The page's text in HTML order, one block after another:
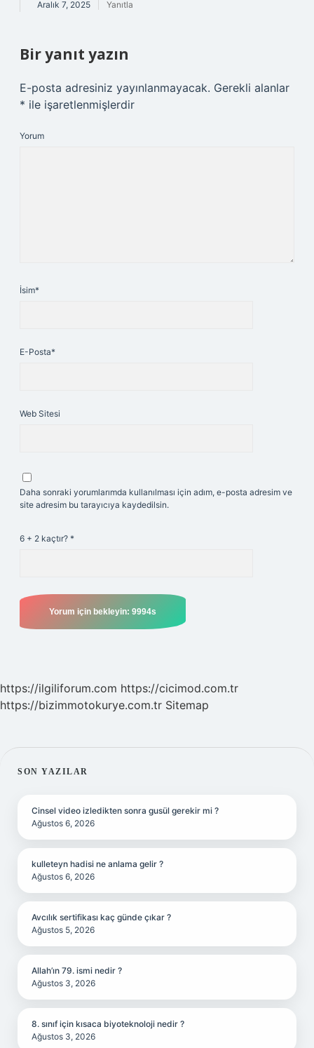
Aralık 7, 2025 Yanıtla
Bir yanıt yazın
E-posta adresiniz yayınlanmayacak. Gerekli alanlar
* ile işaretlenmişlerdir
Yorum
İsim*
E-Posta*
Web Sitesi
Daha sonraki yorumlarımda kullanılması için adım, e-posta adresim ve
site adresim bu tarayıcıya kaydedilsin.
6 + 2 kaçtır? *
https://ilgiliforum.com https://cicimod.com.tr
https://bizimmotokurye.com.tr Sitemap
SIDEBAR
SON YAZILAR
Cinsel video izledikten sonra gusül gerekir mi ?
Ağustos 6, 2026
kulleteyn hadisi ne anlama gelir ?
Ağustos 6, 2026
Avcılık sertifikası kaç günde çıkar ?
Ağustos 5, 2026
Allah’ın 79. ismi nedir ?
Ağustos 3, 2026
8. sınıf için kısaca biyoteknoloji nedir ?
Ağustos 3, 2026